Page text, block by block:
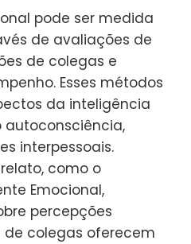
pode ser medida
de avaliações de
de colegas e
Esses métodos
da inteligência
autoconsciência,
interpessoais.
como o
Emocional,
percepções
de colegas oferecem